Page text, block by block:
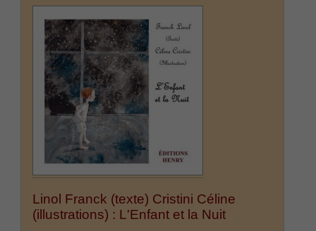
Linol Franck (texte) Cristini Céline
(illustrations) : L'Enfant et la Nuit